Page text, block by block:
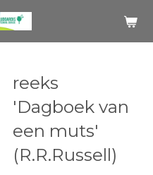
reeks
'Dagboek van
een muts'
(R.R.Russell)